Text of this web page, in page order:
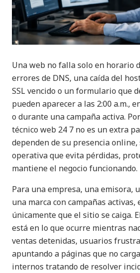
Una web no falla solo en horario
errores de DNS, una caída del
SSL vencido o un formulario que
pueden aparecer a las 2:00 a.m.,
o durante una campaña activa.
técnico web 24 7 no es un extra
dependen de su presencia online,
operativa que evita pérdidas,
mantiene el negocio funcionando.
Para una empresa, una emisora,
una marca con campañas
únicamente que el sitio se caiga.
está en lo que ocurre mientras
ventas detenidas, usuarios
apuntando a páginas que no
internos tratando de resolver